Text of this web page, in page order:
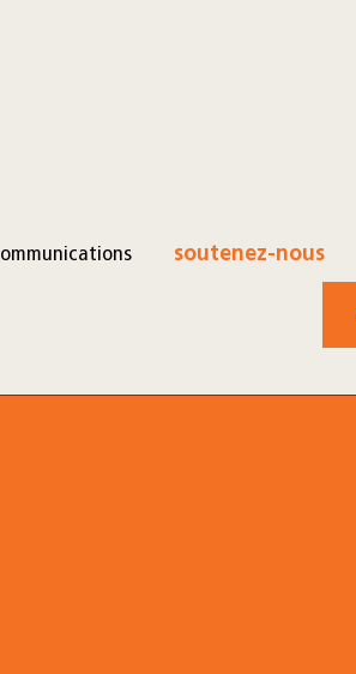
soutenez-nous